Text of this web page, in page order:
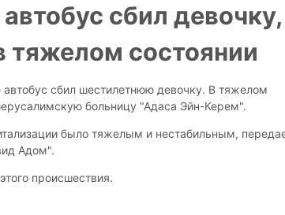
сбил девочку,
тяжелом состоянии
автобус сбил шестилетнюю девочку. В тяжелом
больницу "Адаса Эйн-Керем".
было тяжелым и нестабильным,
Адом".
происшествия.